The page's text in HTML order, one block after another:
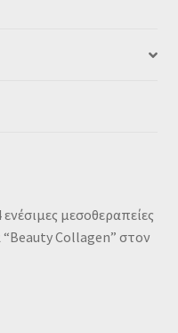
μεσοθεραπείες
“Beauty Collagen” στον